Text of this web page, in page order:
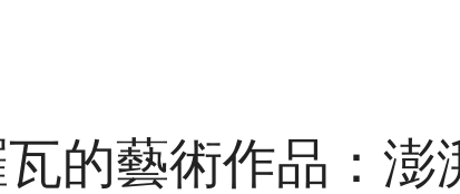
的藝術作品：澎